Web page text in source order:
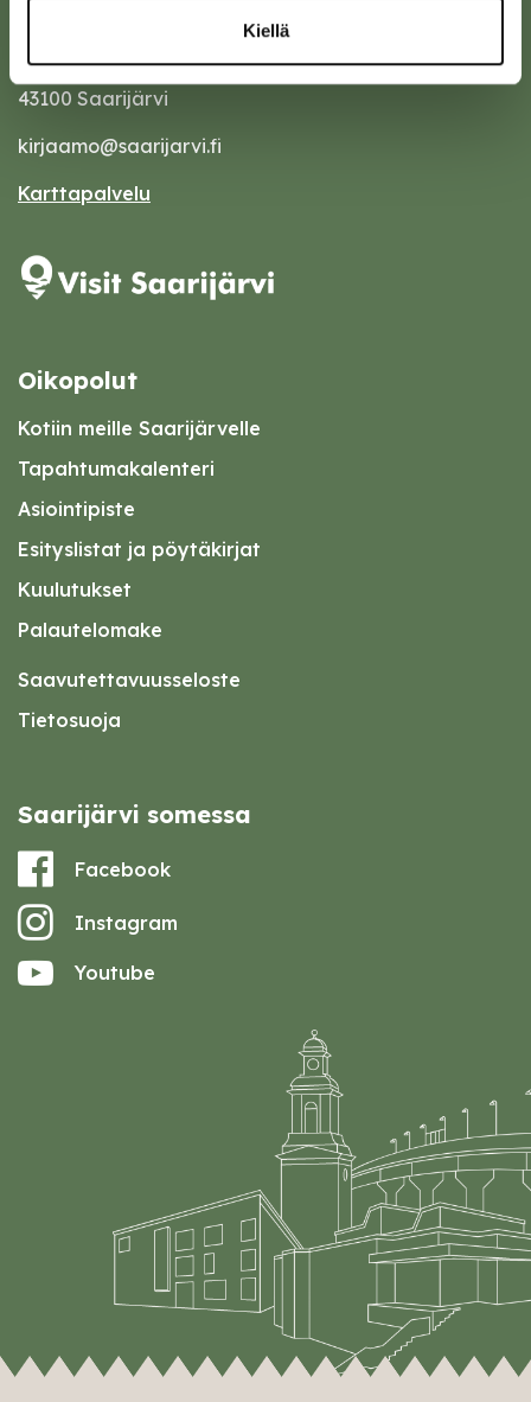
Kiellä
Sivulantie 11, PL 13
43100 Saarijärvi
kirjaamo@saarijarvi.fi
Karttapalvelu
Oikopolut
Kotiin meille Saarijärvelle
Tapahtumakalenteri
Asiointipiste
Esityslistat ja pöytäkirjat
Kuulutukset
Palautelomake
Saavutettavuusseloste
Tietosuoja
Saarijärvi somessa
Facebook
Instagram
Youtube